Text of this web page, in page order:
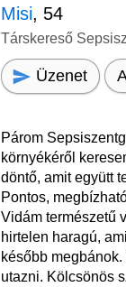
Misi, 54
Társkereső
Üzenet
Párom
környékéről
döntő, amit együtt
Pontos,
Vidám természetű
hirtelen haragú,
később megbánok.
utazni. Kölcsönös